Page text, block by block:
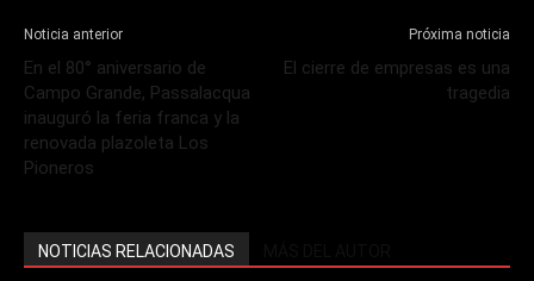
Noticia anterior
En el 80° aniversario de
Campo Grande, Passalacqua
inauguró la feria franca y la
renovada plazoleta Los
Pioneros
Próxima noticia
El cierre de empresas es una
tragedia
NOTICIAS RELACIONADAS